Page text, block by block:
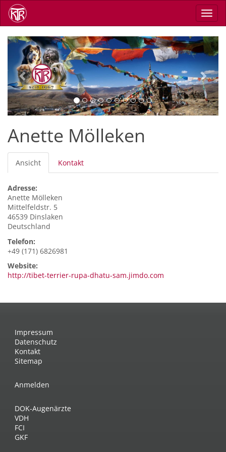
Direkt
zum
Inhalt
Previous Next
Anette Mölleken
Primäre
Reiter
Ansicht (aktiver
Reiter)
Kontakt
Adresse:
Anette Mölleken
Mittelfeldstr. 5
46539 Dinslaken
Deutschland
Telefon:
+49 (171) 6826981
Website:
http://tibet-terrier-rupa-dhatu-sam.jimdo.com
Impressum
Datenschutz
Kontakt
Sitemap
Anmelden
DOK-Augenärzte
VDH
FCI
GKF